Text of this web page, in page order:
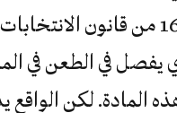
للمادة 166 من قانون
يفصل في الطعن في
المادة. لكن الواقع